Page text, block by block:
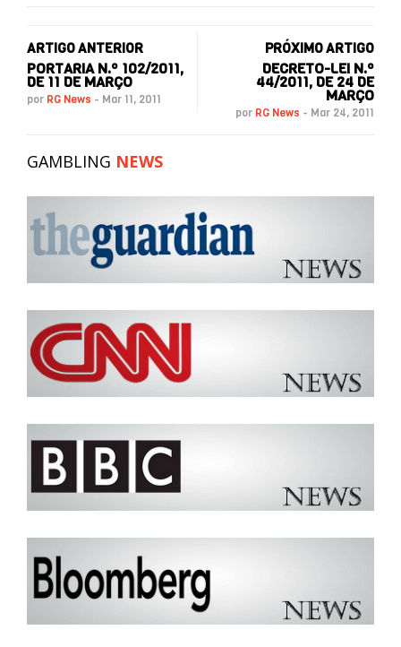
ARTIGO ANTERIOR
PORTARIA N.º 102/2011,
DE 11 DE MARÇO
por RG News - Mar 11, 2011
PRÓXIMO ARTIGO
DECRETO-LEI N.º
44/2011, DE 24 DE
MARÇO
por RG News - Mar 24, 2011
GAMBLING NEWS